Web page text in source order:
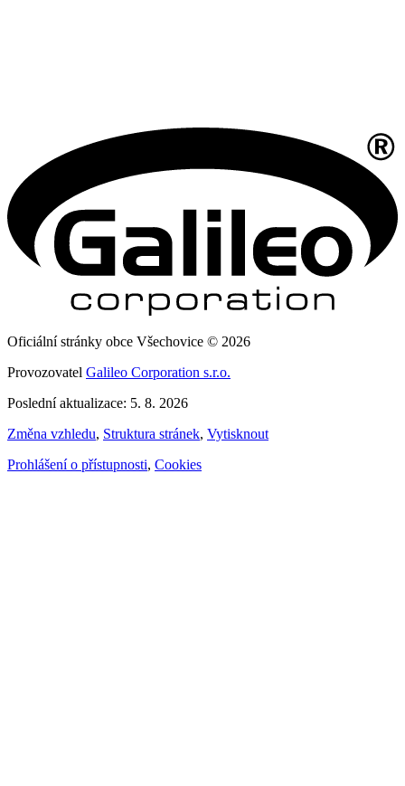
Oficiální stránky obce Všechovice © 2026
Provozovatel Galileo Corporation s.r.o.
Poslední aktualizace: 5. 8. 2026
Změna vzhledu, Struktura stránek, Vytisknout
Prohlášení o přístupnosti, Cookies